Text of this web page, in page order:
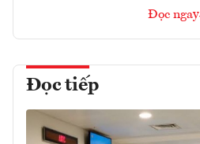
Đọc ngay
Đọc tiếp